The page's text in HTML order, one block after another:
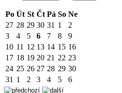
Po Út St Čt Pá So Ne
27 28 29 30 31 1
2
3
4 5 6 7 8
9
10 11 12 13 14 15 16
17 18 19 20 21 22 23
24 25 26 27 28 29 30
31 1 2 3 4 5 6